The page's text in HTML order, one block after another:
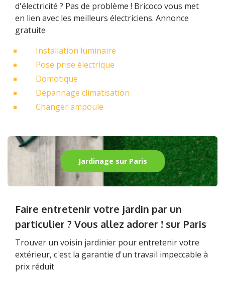
d'électricité ? Pas de problème ! Bricoco vous met
en lien avec les meilleurs électriciens. Annonce
gratuite
Installation luminaire
Pose prise électrique
Domotique
Dépannage climatisation
Changer ampoule
Jardinage sur Paris
Faire entretenir votre jardin par un
particulier ? Vous allez adorer ! sur Paris
Trouver un voisin jardinier pour entretenir votre
extérieur, c'est la garantie d'un travail impeccable à
prix réduit